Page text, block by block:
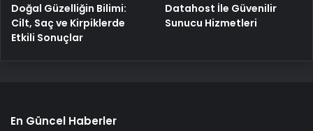
Doğal Güzelliğin Bilimi:
Cilt, Saç ve Kirpiklerde
Etkili Sonuçlar
Datahost İle Güvenilir
Sunucu Hizmetleri
En Güncel Haberler